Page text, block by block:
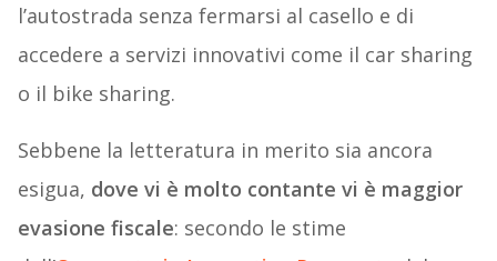
l’autostrada senza fermarsi al casello e di
accedere a servizi innovativi come il car sharing
o il bike sharing.
Sebbene la letteratura in merito sia ancora
esigua, dove vi è molto contante vi è maggior
evasione fiscale: secondo le stime